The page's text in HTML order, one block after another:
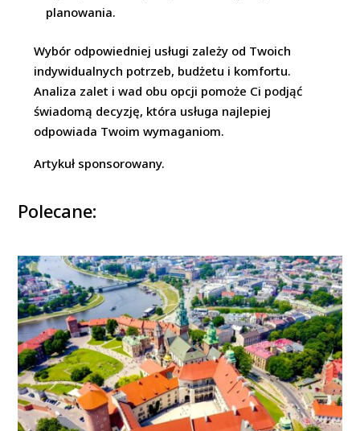
planowania.
Wybór odpowiedniej usługi zależy od Twoich
indywidualnych potrzeb, budżetu i komfortu.
Analiza zalet i wad obu opcji pomoże Ci podjąć
świadomą decyzję, która usługa najlepiej
odpowiada Twoim wymaganiom.
Artykuł sponsorowany.
Polecane: